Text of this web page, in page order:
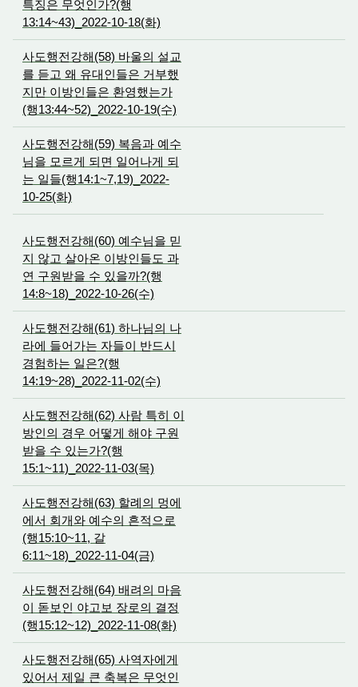
특징은 무엇인가?(행
13:14~43)_2022-10-18(화)
사도행전강해(58) 바울의 설교
를 듣고 왜 유대인들은 거부했
지만 이방인들은 환영했는가
(행13:44~52)_2022-10-19(수)
사도행전강해(59) 복음과 예수
님을 모르게 되면 일어나게 되
는 일들(행14:1~7,19)_2022-
10-25(화)
사도행전강해(60) 예수님을 믿
지 않고 살아온 이방인들도 과
연 구원받을 수 있을까?(행
14:8~18)_2022-10-26(수)
사도행전강해(61) 하나님의 나
라에 들어가는 자들이 반드시
경험하는 일은?(행
14:19~28)_2022-11-02(수)
사도행전강해(62) 사람 특히 이
방인의 경우 어떻게 해야 구원
받을 수 있는가?(행
15:1~11)_2022-11-03(목)
사도행전강해(63) 할례의 멍에
에서 회개와 예수의 흔적으로
(행15:10~11, 갈
6:11~18)_2022-11-04(금)
사도행전강해(64) 배려의 마음
이 돋보인 야고보 장로의 결정
(행15:12~12)_2022-11-08(화)
사도행전강해(65) 사역자에게
있어서 제일 큰 축복은 무엇인